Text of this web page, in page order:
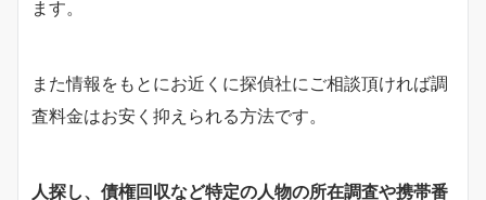
ます。
また情報をもとにお近くに探偵社にご相談頂ければ調
査料金はお安く抑えられる方法です。
人探し、債権回収など特定の人物の所在調査や携帯番